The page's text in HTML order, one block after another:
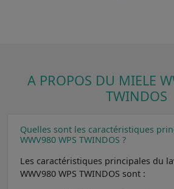
A PROPOS DU MIELE
TWINDOS
Quelles sont les caractéristiques
WWV980 WPS TWINDOS ?
Les caractéristiques principales du
WWV980 WPS TWINDOS sont :